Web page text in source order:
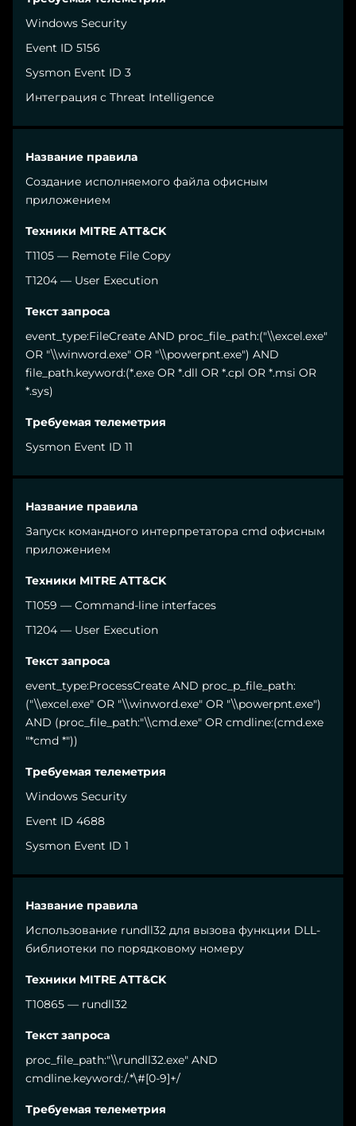
Windows Security
Event ID 5156
Sysmon Event ID 3
Интеграция с Threat Intelligence
Создание исполняемого файла офисным
приложением
T1105 — Remote File Copy
T1204 — User Execution
event_type:FileCreate AND proc_file_path:("\\excel.exe"
OR "\\winword.exe" OR "\\powerpnt.exe") AND
file_path.keyword:(*.exe OR *.dll OR *.cpl OR *.msi OR
*.sys)
Sysmon Event ID 11
Запуск командного интерпретатора cmd офисным
приложением
T1059 — Command-line interfaces
T1204 — User Execution
event_type:ProcessCreate AND proc_p_file_path:
("\\excel.exe" OR "\\winword.exe" OR "\\powerpnt.exe")
AND (proc_file_path:"\\cmd.exe" OR cmdline:(cmd.exe
"*cmd *"))
Windows Security
Event ID 4688
Sysmon Event ID 1
Использование rundll32 для вызова функции DLL-
библиотеки по порядковому номеру
T10865 — rundll32
proc_file_path:"\\rundll32.exe" AND
cmdline.keyword:/.*\#[0-9]+/